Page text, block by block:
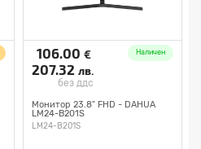
106.00 €
207.32 лв.
без ддс
Наличен
Монитор 23.8" FHD - DAHUA
LM24-B201S
LM24-B201S